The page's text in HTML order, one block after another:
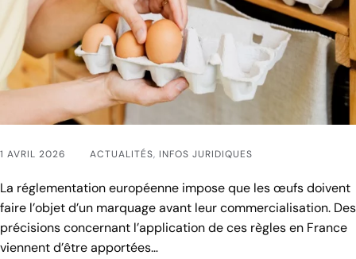
1 AVRIL 2026 ACTUALITÉS, INFOS JURIDIQUES
La réglementation européenne impose que les œufs doivent
faire l’objet d’un marquage avant leur commercialisation. Des
précisions concernant l’application de ces règles en France
viennent d’être apportées…